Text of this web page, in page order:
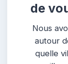
de
Nous
autour
quelle